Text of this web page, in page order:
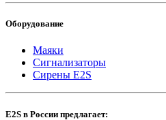
Оборудование
Маяки
Сигнализаторы
Сирены E2S
E2S в России предлагает: